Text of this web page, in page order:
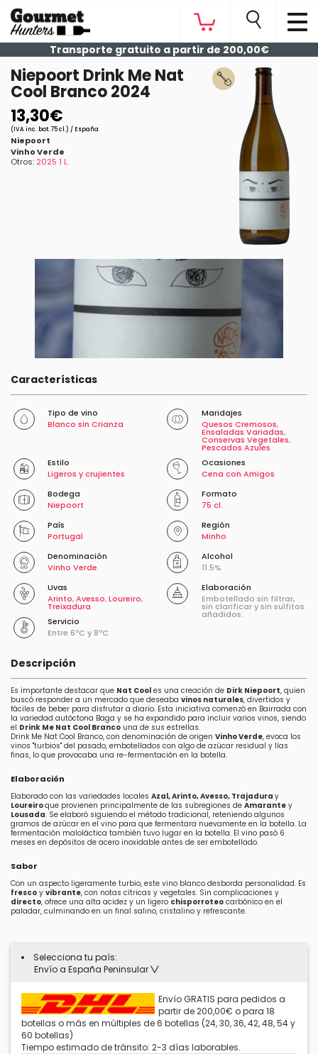
Transporte gratuito a partir de 200,00€
Niepoort Drink Me Nat
Cool Branco 2024
13,30€
(IVA inc. bot. 75 cl.) / España
Niepoort
Vinho Verde
Otros: 2025 1 L.
Características
Tipo de vino
Blanco sin Crianza
Maridajes
Quesos Cremosos,
Ensaladas Variadas,
Conservas Vegetales,
Pescados Azules
Estilo
Ligeros y crujientes
Ocasiones
Cena con Amigos
Bodega
Niepoort
Formato
75 cl.
País
Portugal
Región
Minho
Denominación
Vinho Verde
Alcohol
11.5%
Uvas
Arinto,Avesso,Loureiro,
Treixadura
Servicio
Entre 6ºC y 8ºC
Elaboración
Embotellado sin filtrar,
sin clarificar y sin sulfitos
añadidos.
Descripción
Es importante destacar que Nat Cool es una creación de Dirk Niepoort, quien
buscó responder a un mercado que deseaba vinos naturales, divertidos y
fáciles de beber para disfrutar a diario. Esta iniciativa comenzó en Bairrada con
la variedad autóctona Baga y se ha expandido para incluir varios vinos, siendo
el Drink Me Nat Cool Branco una de sus estrellas.
Drink Me Nat Cool Branco, con denominación de origen Vinho Verde, evoca los
vinos "turbios" del pasado, embotellados con algo de azúcar residual y lías
finas, lo que provocaba una re-fermentación en la botella.
Elaboración
Elaborado con las variedades locales Azal, Arinto, Avesso, Trajadura y
Loureiroque provienen principalmente de las subregiones de Amarante y
Lousada. Se elaboró siguiendo el método tradicional, reteniendo algunos
gramos de azúcar en el vino para que fermentara nuevamente en la botella. La
fermentación maloláctica también tuvo lugar en la botella. El vino pasó 6
meses en depósitos de acero inoxidable antes de ser embotellado.
Sabor
Con un aspecto ligeramente turbio, este vino blanco desborda personalidad. Es
fresco y vibrante, con notas cítricas y vegetales. Sin complicaciones y
directo, ofrece una alta acidez y un ligero chisporroteo carbónico en el
paladar, culminando en un final salino, cristalino y refrescante.
Selecciona tu país:
Envío a España Peninsular
Envío GRATIS para pedidos a
partir de 200,00€ o para 18
botellas o más en múltiples de 6 botellas (24, 30, 36, 42, 48, 54 y
60 botellas)
Tiempo estimado de tránsito: 2-3 días laborables.